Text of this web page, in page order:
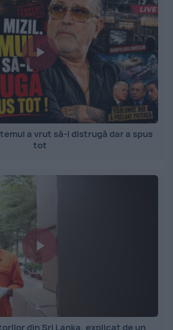
a vrut să-l distrugă dar a spus
tot
din Sri Lanka, explicat de un